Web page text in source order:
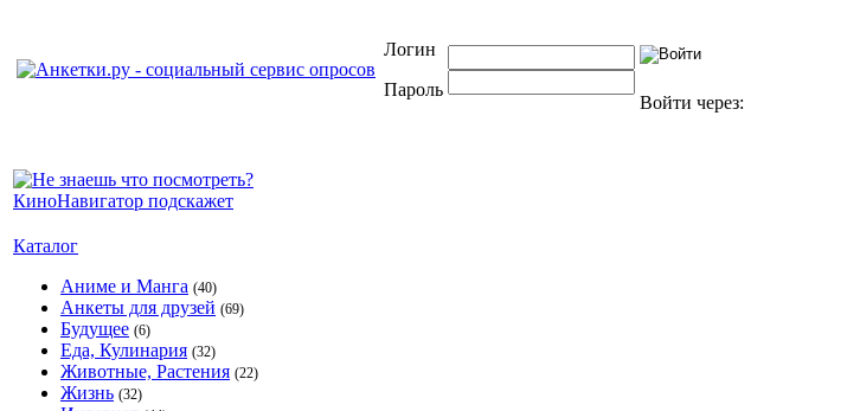
Логин
Пароль
Войти через:
Каталог
Аниме и Манга (40)
Анкеты для друзей (69)
Будущее (6)
Еда, Кулинария (32)
Животные, Растения (22)
Жизнь (32)